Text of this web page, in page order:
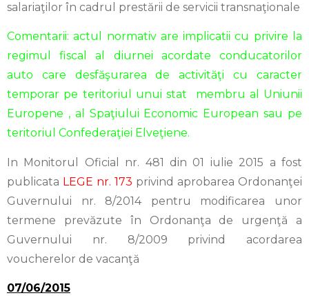
salariaţilor în cadrul prestării de servicii transnaţionale
Comentarii: actul normativ are implicatii cu privire la
regimul fiscal al diurnei acordate conducatorilor
auto care desfăşurarea de activităţi cu caracter
temporar pe teritoriul unui stat membru al Uniunii
Europene , al Spaţiului Economic European sau pe
teritoriul Confederaţiei Elveţiene.
In Monitorul Oficial nr. 481 din 01 iulie 2015 a fost
publicata LEGE nr. 173 privind aprobarea Ordonanţei
Guvernului nr. 8/2014 pentru modificarea unor
termene prevăzute în Ordonanţa de urgenţă a
Guvernului nr. 8/2009 privind acordarea
voucherelor de vacanţă
07/06/2015